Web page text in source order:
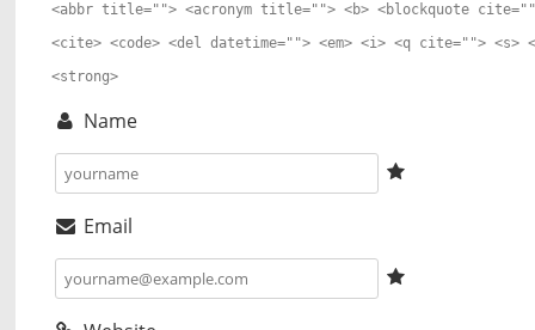
<abbr title=""> <acronym title=""> <b> <blockquote
<cite> <code> <del datetime=""> <em> <i> <q cite=""> <s>
<strong>
Name
Email